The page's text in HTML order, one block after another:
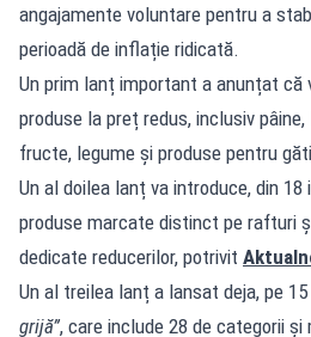
angajamente voluntare pentru a
perioadă de inflație ridicată.
Un prim lanț important a anunțat că
produse la preț redus, inclusiv
fructe, legume și produse pentru
Un al doilea lanț va introduce, din 18
produse marcate distinct pe rafturi
dedicate reducerilor, potrivit
Un al treilea lanț a lansat deja, pe
grijă”, care include 28 de categorii